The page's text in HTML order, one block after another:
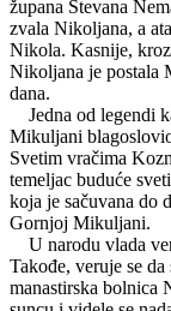
župana Stevana
zvala Nikoljana, a
Nikola. Kasnije,
Nikoljana je postala
dana.
Jedna od legendi
Mikuljani
Svetim vračima
temeljac buduće
koja je sačuvana do
Gornjoj Mikuljani.
U narodu vlada
Takođe, veruje se
manastirska bolnica